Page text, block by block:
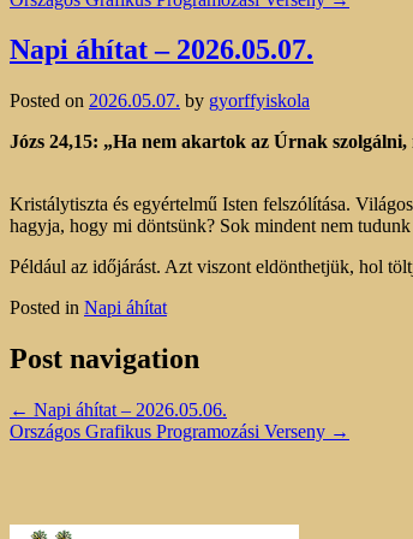
Napi áhítat – 2026.05.07.
Posted on 2026.05.07. by gyorffyiskola
Józs 24,15: „Ha nem akartok az Úrnak
Kristálytiszta és egyértelmű Isten felszólítása.
hagyja, hogy mi döntsünk? Sok mindent nem
Például az időjárást. Azt viszont eldönthetjük, hol
Posted in Napi áhítat
Post navigation
← Napi áhítat – 2026.05.06.
Országos Grafikus Programozási Verseny →